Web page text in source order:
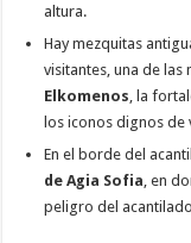
altura.
Hay mezquitas
visitantes, una de las
Elkomenos , la
los iconos dignos de
En el borde del
de Agia Sofia , en
peligro del